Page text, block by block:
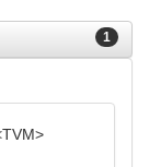
1
TVM